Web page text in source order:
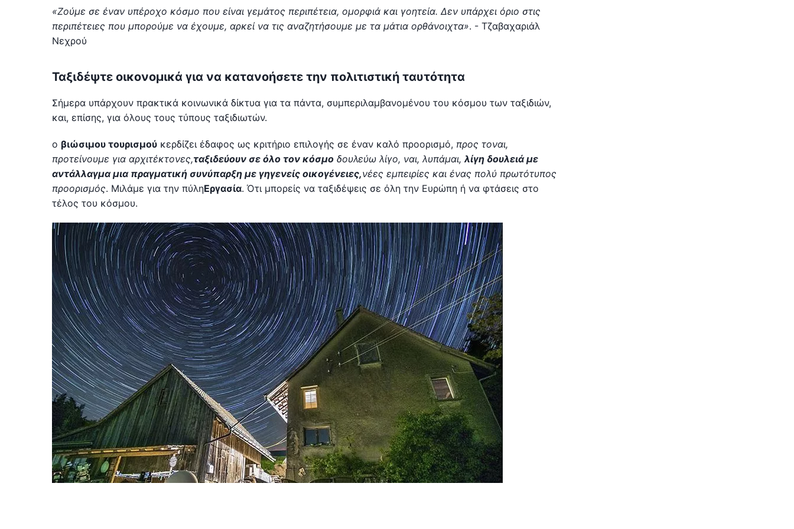
«Ζούμε σε έναν υπέροχο κόσμο που είναι γεμάτος περιπέτεια, ομορφιά και γοητεία. Δεν υπάρχει όριο στις
περιπέτειες που μπορούμε να έχουμε, αρκεί να τις αναζητήσουμε με τα μάτια ορθάνοιχτα». - Τζαβαχαριάλ
Νεχρού
Ταξιδέψτε οικονομικά για να κατανοήσετε την πολιτιστική ταυτότητα
Σήμερα υπάρχουν πρακτικά κοινωνικά δίκτυα για τα πάντα, συμπεριλαμβανομένου του κόσμου των ταξιδιών,
και, επίσης, για όλους τους τύπους ταξιδιωτών.
ο βιώσιμου τουρισμού κερδίζει έδαφος ως κριτήριο επιλογής σε έναν καλό προορισμό, προς τοναι,
προτείνουμε για αρχιτέκτονες,ταξιδεύουν σε όλο τον κόσμο δουλεύω λίγο, ναι, λυπάμαι,λίγη δουλειά με
αντάλλαγμα μια πραγματική συνύπαρξη με γηγενείς οικογένειες,νέες εμπειρίες και ένας πολύ πρωτότυπος
προορισμός. Μιλάμε για την πύληΕργασία. Ότι μπορείς να ταξιδέψεις σε όλη την Ευρώπη ή να φτάσεις στο
τέλος του κόσμου.